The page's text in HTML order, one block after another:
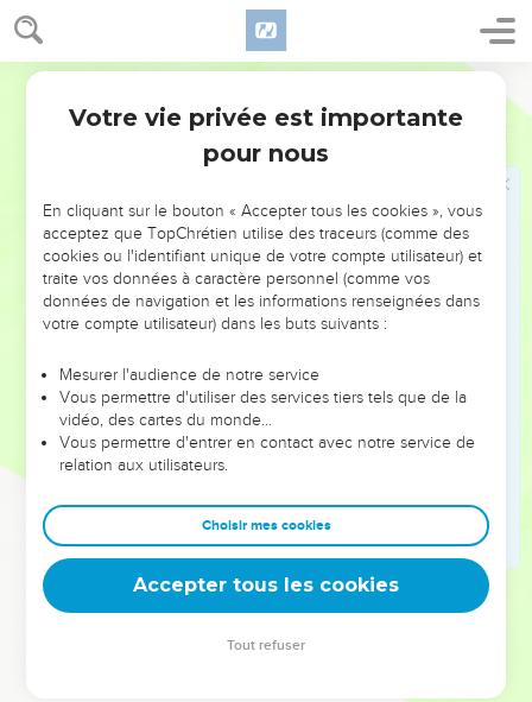
Exode 30
devez en respecter le caractère sacré.
Si quelqu’un prépare un mélange semblable et en met sur
le corps d’un laïc, il sera exclu de la communauté.” »
La fabrication du parfum sacré
substances odorantes : storax, onyx et galbanum. Ajoutes-y
une quantité égale d’encens pur.
Un parfumeur les mélangera avec du sel, pour en faire un
produit pur, réservé à mon service.
dans la tente de la rencontre, devant le coffre sacré, à
l’endroit où je te donnerai rendez-vous. Vous respecterez le
caractère strictement réservé de ce produit.
On ne fabriquera pas de parfum de même composition,
réservé exclusivement à mon usage.
Si quelqu’un prépare un parfum semblable pour en
respirer l’odeur, il sera exclu de la communauté. »
© Société biblique française – Bibli’O, 1997, avec autorisation. Pour vous procurer
Votre vie privée est importante
pour nous
En cliquant sur le bouton « Accepter tous les cookies », vous
acceptez que TopChrétien utilise des traceurs (comme des
cookies ou l'identifiant unique de votre compte utilisateur) et
traite vos données à caractère personnel (comme vos
données de navigation et les informations renseignées dans
votre compte utilisateur) dans les buts suivants :
Mesurer l'audience de notre service
Vous permettre d'utiliser des services tiers tels que de la
vidéo, des cartes du monde…
Vous permettre d'entrer en contact avec notre service de
relation aux utilisateurs.
Choisir mes cookies
Accepter tous les cookies
Tout refuser